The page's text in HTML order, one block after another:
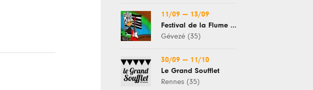
11/09 — 13/09
Festival de la Flume Enchantée
Gévezé (35)
30/09 — 11/10
Le Grand Soufflet
Rennes (35)